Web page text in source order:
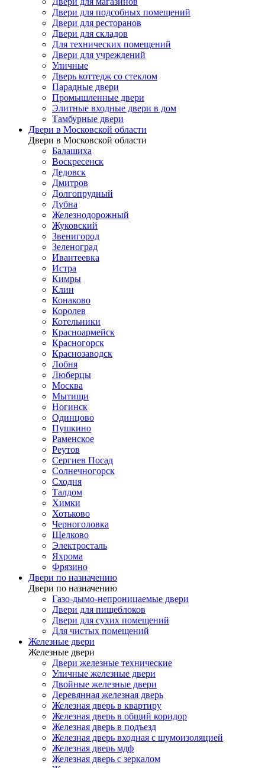
Двери для подсобных помещений
Двери для ресторанов
Двери для складов
Для технических помещений
Двери для учреждений
Уличные
Дверь коттедж со стеклом
Парадные двери
Промышленные двери
Элитные входные двери в дом
Тамбурные двери
Двери в Московской области
Двери в Московской области
Балашиха
Воскресенск
Дедовск
Дмитров
Долгопрудный
Дубна
Железнодорожный
Жуковский
Звенигород
Зеленоград
Ивантеевка
Истра
Кимры
Клин
Конаково
Королев
Котельники
Красноармейск
Красногорск
Краснозаводск
Лобня
Люберцы
Москва
Мытищи
Ногинск
Одинцово
Пушкино
Раменское
Реутов
Сергиев Посад
Солнечногорск
Сходня
Талдом
Химки
Хотьково
Черноголовка
Щелково
Электросталь
Яхрома
Фрязино
Двери по назначению
Двери по назначению
Газо-дымо-непроницаемые двери
Двери для пищеблоков
Двери для сухих помещений
Для чистых помещений
Железные двери
Железные двери
Двери железные технические
Уличные железные двери
Двойные железные двери
Деревянная железная дверь
Железная дверь в квартиру
Железная дверь в общий коридор
Железная дверь в подъезд
Железная дверь входная с шумоизоляцией
Железная дверь мдф
Железная дверь с зеркалом